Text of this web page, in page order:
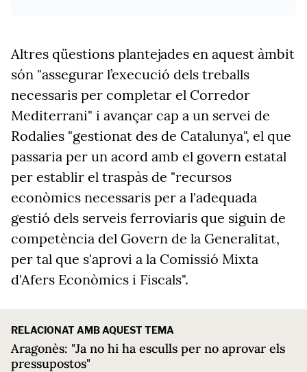
Altres qüestions plantejades en aquest àmbit
són "assegurar l’execució dels treballs
necessaris per completar el Corredor
Mediterrani" i avançar cap a un servei de
Rodalies "gestionat des de Catalunya", el que
passaria per un acord amb el govern estatal
per establir el traspàs de "recursos
econòmics necessaris per a l'adequada
gestió dels serveis ferroviaris que siguin de
competència del Govern de la Generalitat,
per tal que s'aprovi a la Comissió Mixta
d'Afers Econòmics i Fiscals".
RELACIONAT AMB AQUEST TEMA
Aragonès: "Ja no hi ha esculls per no aprovar els
pressupostos"